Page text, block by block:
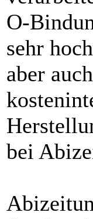
O-
sehr
aber auch
bei